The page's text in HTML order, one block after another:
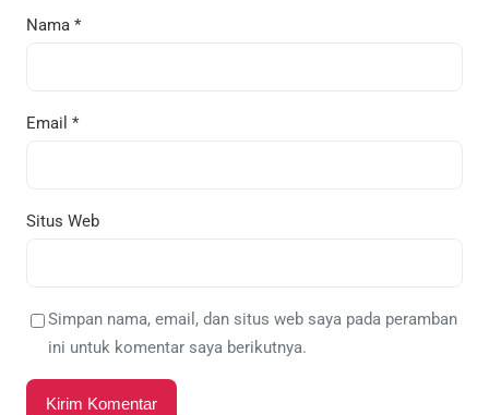
Nama *
Email *
Situs Web
Simpan nama, email, dan situs web saya pada peramban
ini untuk komentar saya berikutnya.